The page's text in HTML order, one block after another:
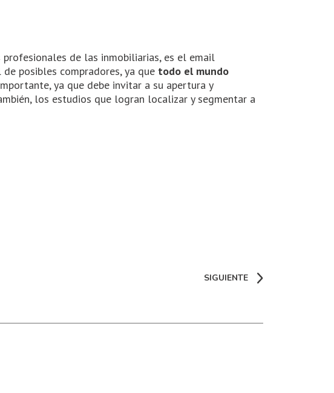
de las inmobiliarias, es el email
posibles compradores, ya que todo el mundo
ya que debe invitar a su apertura y
los estudios que logran localizar y segmentar a
SIGUIENTE